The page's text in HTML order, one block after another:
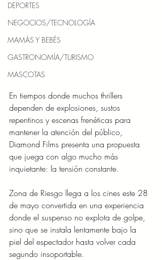
DEPORTES
NEGOCIOS/TECNOLOGÍA
MAMÁS Y BEBÉS
GASTRONOMÍA/TURISMO
MASCOTAS
En tiempos donde muchos thrillers
dependen de explosiones, sustos
repentinos y escenas frenéticas para
mantener la atención del público,
Diamond Films presenta una propuesta
que juega con algo mucho más
inquietante: la tensión constante.
Zona de Riesgo llega a los cines este 28
de mayo convertida en una experiencia
donde el suspenso no explota de golpe,
sino que se instala lentamente bajo la
piel del espectador hasta volver cada
segundo insoportable.